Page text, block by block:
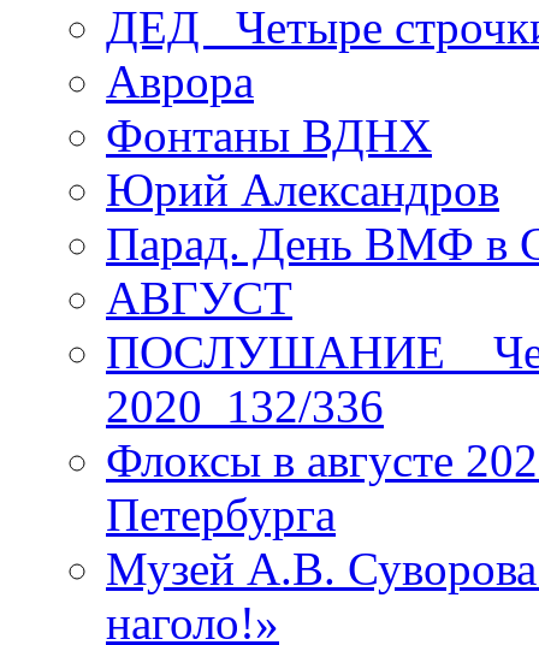
ДЕД _Четыре
Аврора
Фонтаны ВДНХ
Юрий Александров
Парад. День ВМФ в
АВГУСТ
ПОСЛУШАНИЕ _
2020_132/336
Флоксы в августе
Петербурга
Музей А.В.
наголо!»